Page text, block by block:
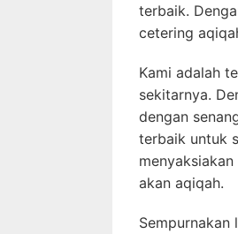
terbaik.
cetering
Kami adalah
sekitarnya.
dengan
terbaik untuk
akan aqiqah.